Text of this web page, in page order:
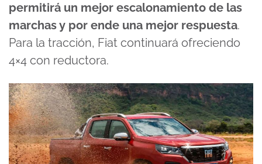
permitirá un mejor escalonamiento de las
marchas y por ende una mejor respuesta.
Para la tracción, Fiat continuará ofreciendo
4×4 con reductora.